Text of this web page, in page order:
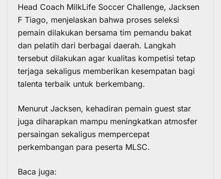
Head Coach MilkLife Soccer Challenge, Jacksen
F Tiago, menjelaskan bahwa proses seleksi
pemain dilakukan bersama tim pemandu bakat
dan pelatih dari berbagai daerah. Langkah
tersebut dilakukan agar kualitas kompetisi tetap
terjaga sekaligus memberikan kesempatan bagi
talenta terbaik untuk berkembang.
Menurut Jacksen, kehadiran pemain guest star
juga diharapkan mampu meningkatkan atmosfer
persaingan sekaligus mempercepat
perkembangan para peserta MLSC.
Baca juga: